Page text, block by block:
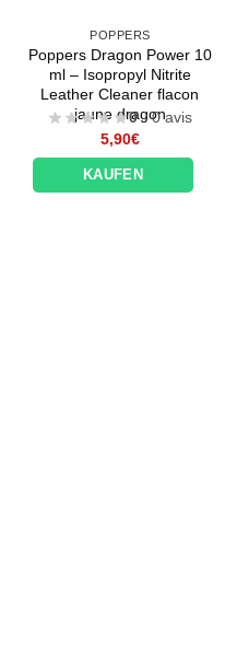
POPPERS
Poppers Dragon Power 10
ml – Isopropyl Nitrite
Leather Cleaner flacon
jaune dragon
0- 0 avis
5,90€
KAUFEN